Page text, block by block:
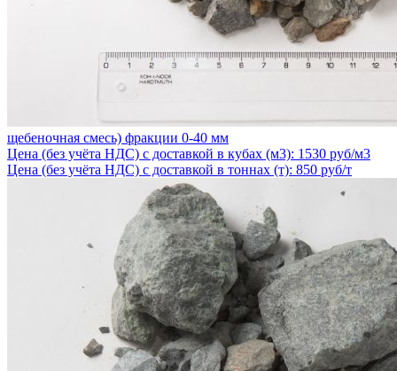
щебеночная смесь) фракции 0-40 мм
Цена (без учёта НДС) с доставкой в кубах (м3): 1530 руб/м3
Цена (без учёта НДС) с доставкой в тоннах (т): 850 руб/т